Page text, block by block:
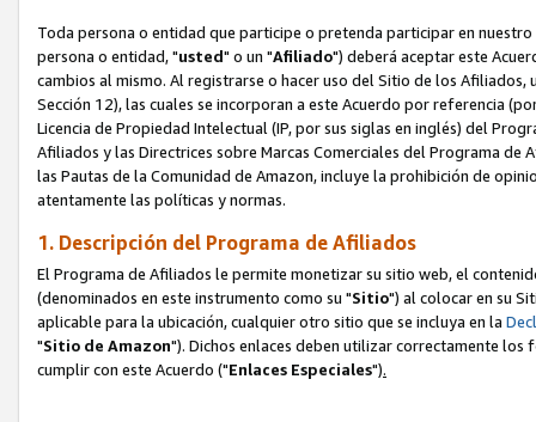
Toda persona o entidad que participe o pretenda participar en
persona o entidad, "usted" o un "Afiliado") deberá aceptar este
cambios al mismo. Al registrarse o hacer uso del Sitio de los
Sección 12), las cuales se incorporan a este Acuerdo por referencia
Licencia de Propiedad Intelectual (IP, por sus siglas en inglés) del
Afiliados y las Directrices sobre Marcas Comerciales del Programa
las Pautas de la Comunidad de Amazon, incluye la prohibición de
atentamente las políticas y normas.
1. Descripción del Programa de Afiliados
El Programa de Afiliados le permite monetizar su sitio web, el
(denominados en este instrumento como su "Sitio") al colocar en su
aplicable para la ubicación, cualquier otro sitio que se incluya en la
"Sitio de Amazon"). Dichos enlaces deben utilizar correctamente los
cumplir con este Acuerdo ("Enlaces Especiales").